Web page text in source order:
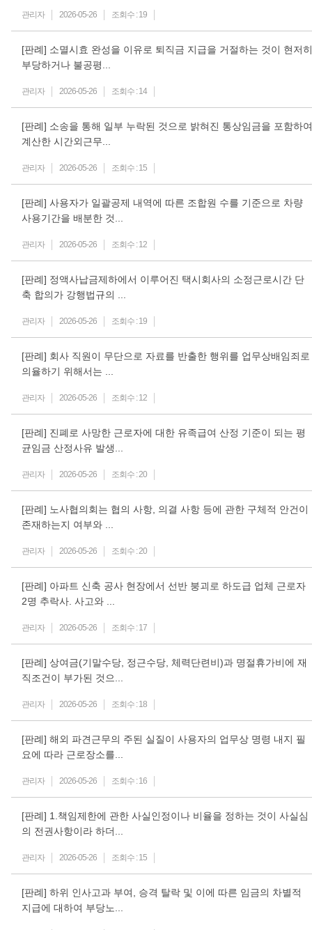
관리자 2026-05-26 조회수 :19
[판례] 소멸시효 완성을 이유로 퇴직금 지급을 거절하는 것이 현저히
부당하거나 불공평...
관리자 2026-05-26 조회수 :14
[판례] 소송을 통해 일부 누락된 것으로 밝혀진 통상임금을 포함하여
계산한 시간외근무...
관리자 2026-05-26 조회수 :15
[판례] 사용자가 일괄공제 내역에 따른 조합원 수를 기준으로 차량
사용기간을 배분한 것...
관리자 2026-05-26 조회수 :12
[판례] 정액사납금제하에서 이루어진 택시회사의 소정근로시간 단
축 합의가 강행법규의 ...
관리자 2026-05-26 조회수 :19
[판례] 회사 직원이 무단으로 자료를 반출한 행위를 업무상배임죄로
의율하기 위해서는 ...
관리자 2026-05-26 조회수 :12
[판례] 진폐로 사망한 근로자에 대한 유족급여 산정 기준이 되는 평
균임금 산정사유 발생...
관리자 2026-05-26 조회수 :20
[판례] 노사협의회는 협의 사항, 의결 사항 등에 관한 구체적 안건이
존재하는지 여부와 ...
관리자 2026-05-26 조회수 :20
[판례] 아파트 신축 공사 현장에서 선반 붕괴로 하도급 업체 근로자
2명 추락사. 사고와 ...
관리자 2026-05-26 조회수 :17
[판례] 상여금(기말수당, 정근수당, 체력단련비)과 명절휴가비에 재
직조건이 부가된 것으...
관리자 2026-05-26 조회수 :18
[판례] 해외 파견근무의 주된 실질이 사용자의 업무상 명령 내지 필
요에 따라 근로장소를...
관리자 2026-05-26 조회수 :16
[판례] 1.책임제한에 관한 사실인정이나 비율을 정하는 것이 사실심
의 전권사항이라 하더...
관리자 2026-05-26 조회수 :15
[판례] 하위 인사고과 부여, 승격 탈락 및 이에 따른 임금의 차별적
지급에 대하여 부당노...